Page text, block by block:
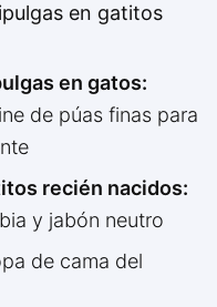
en gatitos
en gatos:
de púas finas para
recién nacidos:
y jabón neutro
de cama del